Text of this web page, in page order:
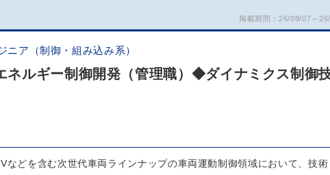
掲載期間：26/08/07～
ニア（制御・組み込み系）
ネルギー制御開発（管理職）◆ダイナミクス制御
などを含む次世代車両ラインナップの車両運動制御領域において、技術